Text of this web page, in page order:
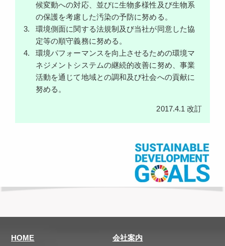
候変動への対応、並びに生物多様性及び生物系
の保護を考慮した汚染の予防に努める。
環境側面に関する法規制及び当社が同意した協
定等の順守義務に努める。
環境パフォーマンスを向上させるための環境マ
ネジメントシステムの継続的改善に努め、事業
活動を通じて地域との調和及び社会への貢献に
努める。
2017.4.1 改訂
HOME
会社案内